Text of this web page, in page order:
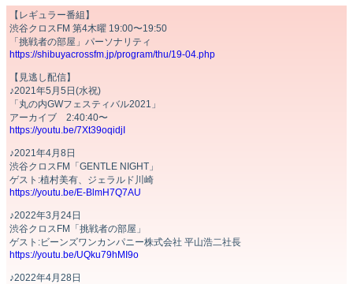
【レギュラー番組】
渋谷クロスFM 第4木曜 19:00〜19:50
「挑戦者の部屋」パーソナリティ
https://shibuyacrossfm.jp/program/thu/19-04.php
【見逃し配信】
♪2021年5月5日(水祝)
「丸の内GWフェスティバル2021」
アーカイブ 2:40:40〜
https://youtu.be/7Xt39oqidjI
♪2021年4月8日
渋谷クロスFM「GENTLE NIGHT」
ゲスト:植村美有、ジェラルド川崎
https://youtu.be/E-BlmH7Q7AU
♪2022年3月24日
渋谷クロスFM「挑戦者の部屋」
ゲスト:ビーンズワンカンパニー株式会社 平山浩二社長
https://youtu.be/UQku79hMI9o
♪2022年4月28日